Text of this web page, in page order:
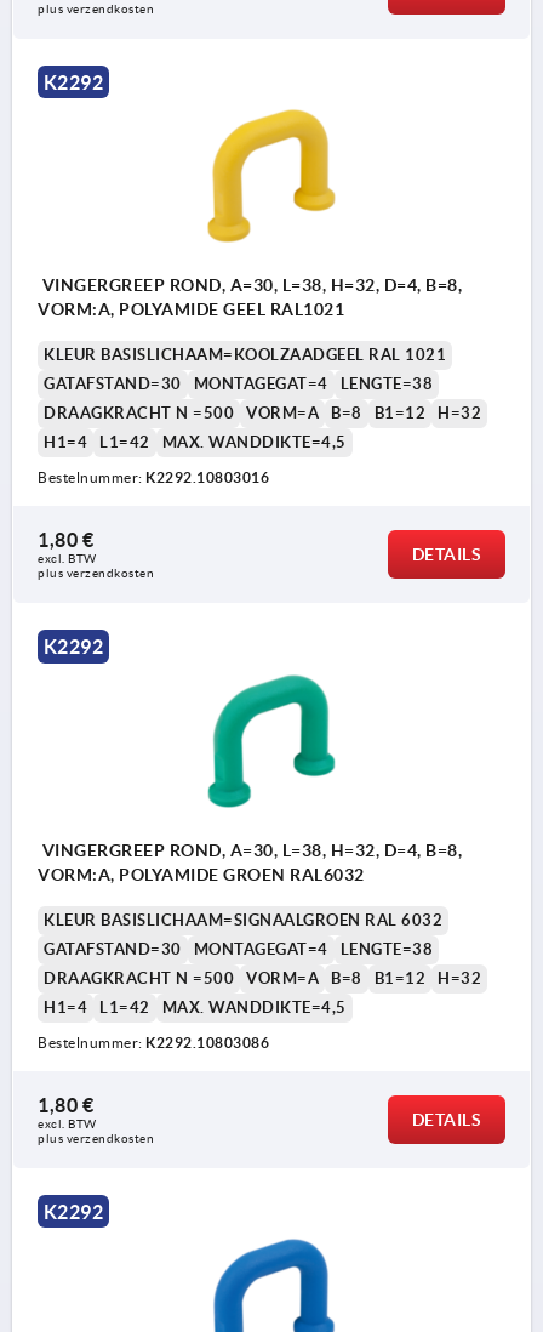
plus verzendkosten
K2292
VINGERGREEP ROND, A=30, L=38, H=32, D=4, B=8,
VORM:A, POLYAMIDE GEEL RAL1021
KLEUR BASISLICHAAM=KOOLZAADGEEL RAL 1021
GATAFSTAND=30
MONTAGEGAT=4
LENGTE=38
DRAAGKRACHT N =500
VORM=A B=8 B1=12
H=32
H1=4
L1=42 MAX. WANDDIKTE=4,5
Bestelnummer: K2292.10803016
1,80 €
excl. BTW
plus verzendkosten
DETAILS
K2292
VINGERGREEP ROND, A=30, L=38, H=32, D=4, B=8,
VORM:A, POLYAMIDE GROEN RAL6032
KLEUR BASISLICHAAM=SIGNAALGROEN RAL 6032
GATAFSTAND=30
MONTAGEGAT=4
LENGTE=38
DRAAGKRACHT N =500
VORM=A B=8 B1=12
H=32
H1=4
L1=42 MAX. WANDDIKTE=4,5
Bestelnummer: K2292.10803086
1,80 €
excl. BTW
plus verzendkosten
DETAILS
K2292